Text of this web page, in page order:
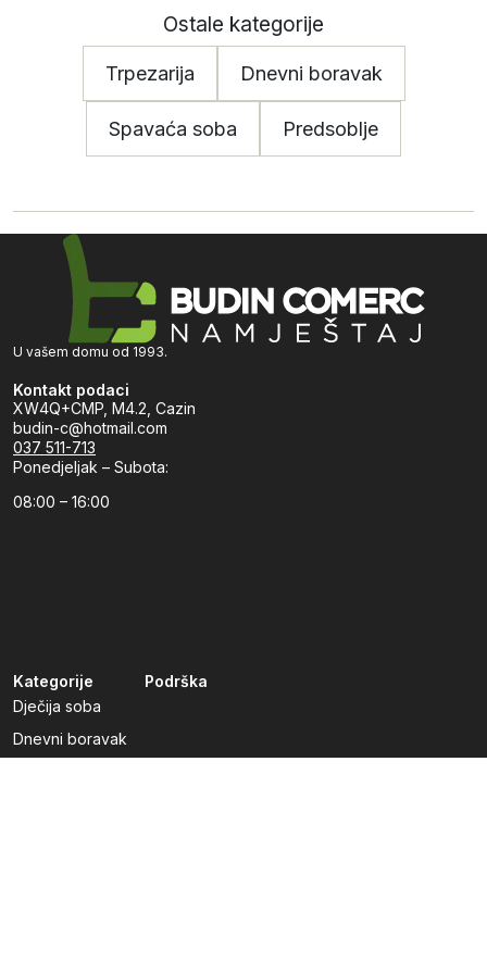
Ostale kategorije
Trpezarija Dnevni boravak
Spavaća soba Predsoblje
U vašem domu od 1993.
Kontakt podaci
XW4Q+CMP, M4.2, Cazin
budin-c@hotmail.com
037 511-713
Ponedjeljak – Subota:
08:00 – 16:00
Kategorije
Dječija soba
Dnevni boravak
Podrška